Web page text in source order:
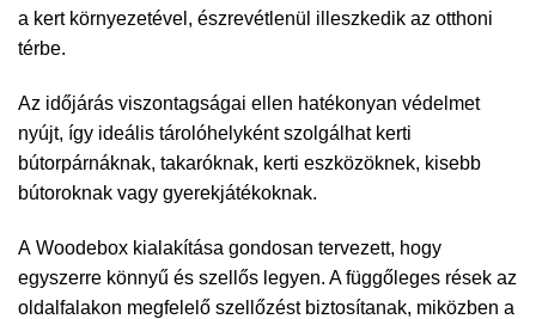
a kert környezetével, észrevétlenül illeszkedik az otthoni
térbe.
Az időjárás viszontagságai ellen hatékonyan védelmet
nyújt, így ideális tárolóhelyként szolgálhat kerti
bútorpárnáknak, takaróknak, kerti eszközöknek, kisebb
bútoroknak vagy gyerekjátékoknak.
A Woodebox kialakítása gondosan tervezett, hogy
egyszerre könnyű és szellős legyen. A függőleges rések az
oldalfalakon megfelelő szellőzést biztosítanak, miközben a